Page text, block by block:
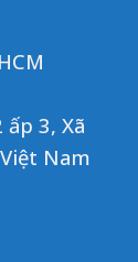
3, Xã
Nam